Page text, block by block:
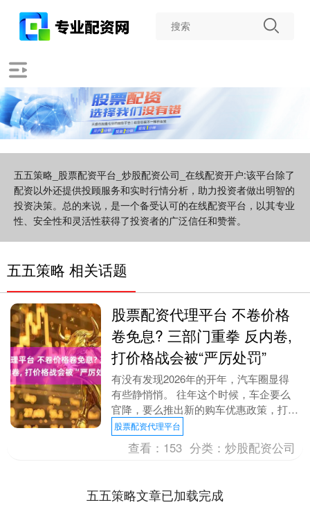
五五策略_股票配资平台_炒股配资公司_在线配资开户:该平台除了
配资以外还提供投顾服务和实时行情分析，助力投资者做出明智的
投资决策。总的来说，是一个备受认可的在线配资平台，以其专业
性、安全性和灵活性获得了投资者的广泛信任和赞誉。
五五策略 相关话题
股票配资代理平台 不卷价格
卷免息? 三部门重拳 反内卷,
打价格战会被“严厉处罚”
有没有发现2026年的开年，汽车圈显得
有些静悄悄。 往年这个时候，车企要么
官降，要么推出新的购车优惠政策，打响
今年车市价格内卷的第一枪，汽车价格从
年头卷到年尾，....
股票配资代理平台
查看： 153 分类：炒股配资公司
五五策略文章已加载完成